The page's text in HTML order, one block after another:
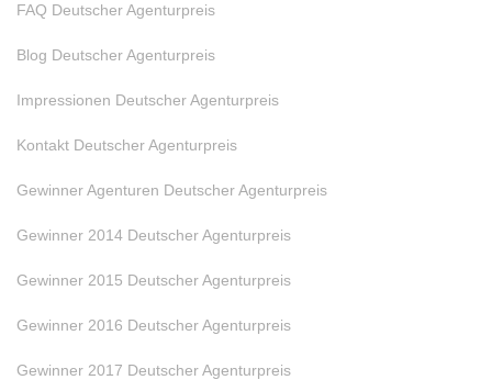
FAQ Deutscher Agenturpreis
Blog Deutscher Agenturpreis
Impressionen Deutscher Agenturpreis
Kontakt Deutscher Agenturpreis
Gewinner Agenturen Deutscher Agenturpreis
Gewinner 2014 Deutscher Agenturpreis
Gewinner 2015 Deutscher Agenturpreis
Gewinner 2016 Deutscher Agenturpreis
Gewinner 2017 Deutscher Agenturpreis